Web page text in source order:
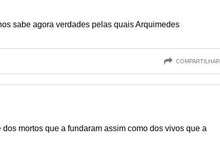
sabe agora verdades pelas quais Arquimedes
COMPARTILHAR
mortos que a fundaram assim como dos vivos que a